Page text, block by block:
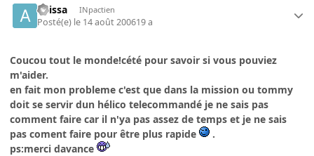
anissa INpactien
Posté(e) le 14 août 200619 a
Coucou tout le monde!cété pour savoir si vous pouviez
m'aider.
en fait mon probleme c'est que dans la mission ou tommy
doit se servir dun hélico telecommandé je ne sais pas
comment faire car il n'ya pas assez de temps et je ne sais
pas coment faire pour être plus rapide
.
ps:merci davance